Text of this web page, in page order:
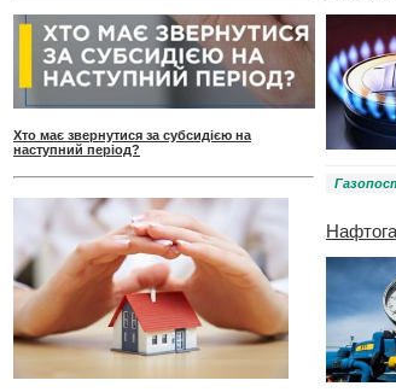
Хто має звернутися за субсидією на
наступний період?